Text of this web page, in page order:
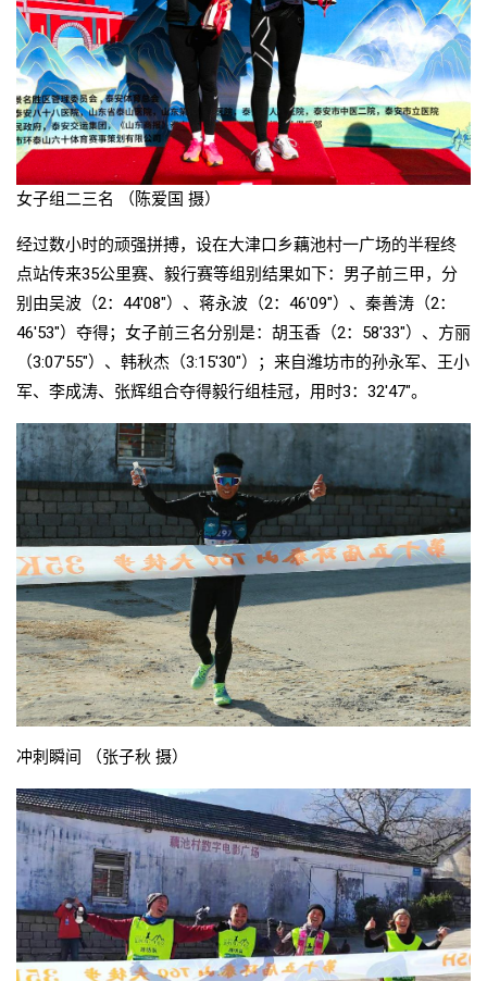
女子组二三名 （陈爱国 摄）
经过数小时的顽强拼搏，设在大津口乡藕池村一广场的半程终
点站传来35公里赛、毅行赛等组别结果如下：男子前三甲，分
别由吴波（2：44′08″）、蒋永波（2：46′09″）、秦善涛（2：
46′53″）夺得；女子前三名分别是：胡玉香（2：58′33″）、方丽
（3:07′55″）、韩秋杰（3:15′30″）；来自潍坊市的孙永军、王小
军、李成涛、张辉组合夺得毅行组桂冠，用时3：32′47″。
冲刺瞬间 （张子秋 摄）